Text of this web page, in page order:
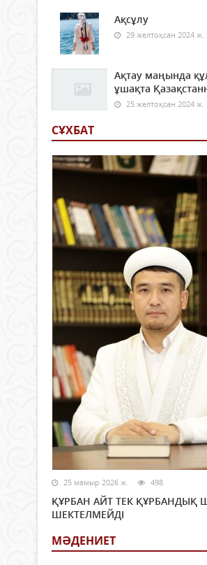
Ақсұлу
29 желтоқсан 2024 ж.
Ақтау маңында
ұшақта
25 желтоқсан 2024 ж.
СҰХБАТ
25 мамыр 2026 ж. 498
ҚҰРБАН АЙТ ТЕК ҚҰРБАНДЫҚ
ШЕКТЕЛМЕЙДІ
МӘДЕНИЕТ